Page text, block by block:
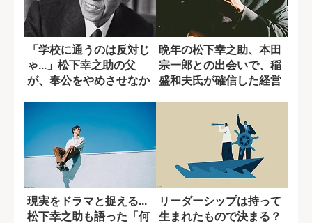
「学校に通うのは反対じ
ゃ...」松下幸之助の父
が、奉公をやめさせなか
晩年の松下幸之助、本田
宗一郎との出会いで、稲
盛和夫氏が確信した経営
現実をドラマと捉える...
松下幸之助も語った「何
リーダーシップは持って
生まれたもので決まる？